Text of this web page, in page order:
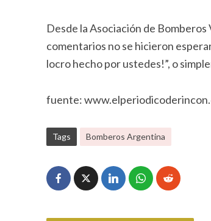
Desde la Asociación de Bomberos
comentarios no se hicieron
locro hecho por ustedes!”, o
fuente:
Tags Bomberos Argentina